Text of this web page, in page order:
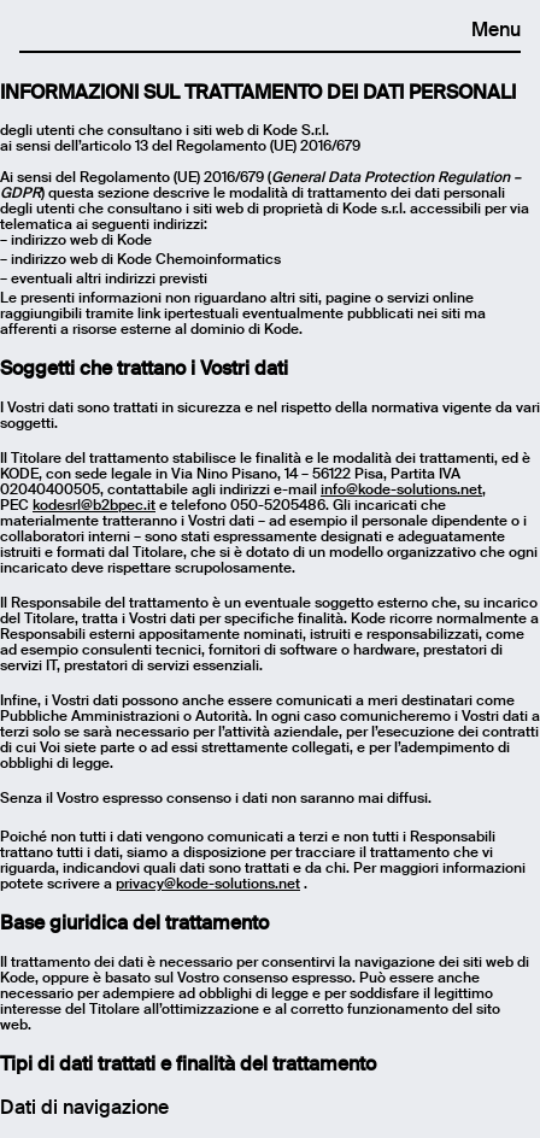
Menu
INFORMAZIONI SUL TRATTAMENTO DEI DATI PERSONALI
degli utenti che consultano i siti web di Kode S.r.l.
ai sensi dell’articolo 13 del Regolamento (UE) 2016/679
Ai sensi del Regolamento (UE) 2016/679 (General Data Protection Regulation –
GDPR) questa sezione descrive le modalità di trattamento dei dati personali
degli utenti che consultano i siti web di proprietà di Kode s.r.l. accessibili per via
telematica ai seguenti indirizzi:
– indirizzo web di Kode
– indirizzo web di Kode Chemoinformatics
– eventuali altri indirizzi previsti
Le presenti informazioni non riguardano altri siti, pagine o servizi online
raggiungibili tramite link ipertestuali eventualmente pubblicati nei siti ma
afferenti a risorse esterne al dominio di Kode.
Soggetti che trattano i Vostri dati
I Vostri dati sono trattati in sicurezza e nel rispetto della normativa vigente da vari
soggetti.
Il Titolare del trattamento stabilisce le finalità e le modalità dei trattamenti, ed è
KODE, con sede legale in Via Nino Pisano, 14 – 56122 Pisa, Partita IVA
02040400505, contattabile agli indirizzi e-mail info@kode-solutions.net,
PEC kodesrl@b2bpec.it e telefono 050-5205486. Gli incaricati che
materialmente tratteranno i Vostri dati – ad esempio il personale dipendente o i
collaboratori interni – sono stati espressamente designati e adeguatamente
istruiti e formati dal Titolare, che si è dotato di un modello organizzativo che ogni
incaricato deve rispettare scrupolosamente.
Il Responsabile del trattamento è un eventuale soggetto esterno che, su incarico
del Titolare, tratta i Vostri dati per specifiche finalità. Kode ricorre normalmente a
Responsabili esterni appositamente nominati, istruiti e responsabilizzati, come
ad esempio consulenti tecnici, fornitori di software o hardware, prestatori di
servizi IT, prestatori di servizi essenziali.
Infine, i Vostri dati possono anche essere comunicati a meri destinatari come
Pubbliche Amministrazioni o Autorità. In ogni caso comunicheremo i Vostri dati a
terzi solo se sarà necessario per l’attività aziendale, per l’esecuzione dei contratti
di cui Voi siete parte o ad essi strettamente collegati, e per l’adempimento di
obblighi di legge.
Senza il Vostro espresso consenso i dati non saranno mai diffusi.
Poiché non tutti i dati vengono comunicati a terzi e non tutti i Responsabili
trattano tutti i dati, siamo a disposizione per tracciare il trattamento che vi
riguarda, indicandovi quali dati sono trattati e da chi. Per maggiori informazioni
potete scrivere a privacy@kode-solutions.net .
Base giuridica del trattamento
Il trattamento dei dati è necessario per consentirvi la navigazione dei siti web di
Kode, oppure è basato sul Vostro consenso espresso. Può essere anche
necessario per adempiere ad obblighi di legge e per soddisfare il legittimo
interesse del Titolare all’ottimizzazione e al corretto funzionamento del sito
web.
Tipi di dati trattati e finalità del trattamento
Dati di navigazione